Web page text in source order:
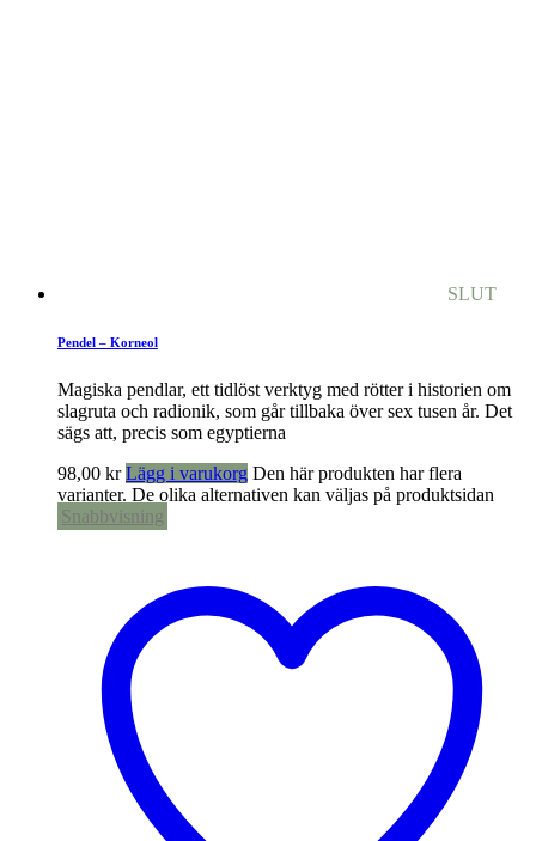
SLUT
Pendel – Korneol
Magiska pendlar, ett tidlöst verktyg med rötter i historien om
slagruta och radionik, som går tillbaka över sex tusen år. Det
sägs att, precis som egyptierna
98,00 kr Lägg i varukorg Den här produkten har flera
varianter. De olika alternativen kan väljas på produktsidan
Snabbvisning